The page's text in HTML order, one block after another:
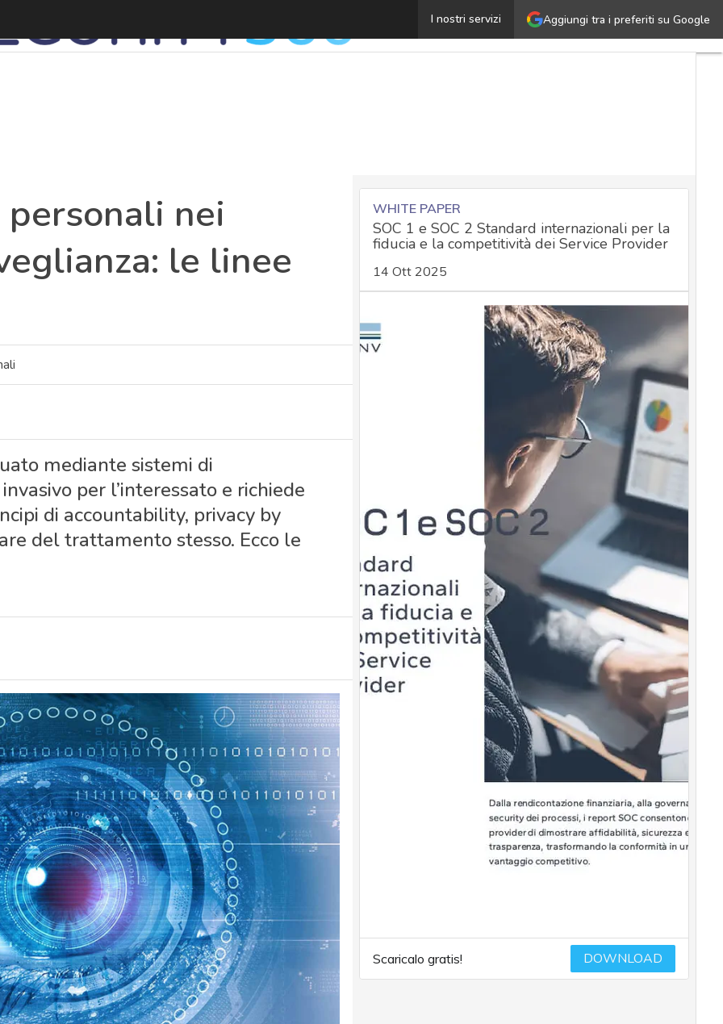
Aggiungi tra i preferiti su Google
I nostri servizi
Trattamento di dati personali nei sistemi di
nei
le linee
mediante sistemi di
per l’interessato e richiede
di accountability, privacy by
del trattamento stesso. Ecco le
WHITE PAPER
SOC 1 e SOC 2 Standard internazionali per la
fiducia e la competitività dei Service Provider
14 Ott 2025
Scaricalo gratis! DOWNLOAD